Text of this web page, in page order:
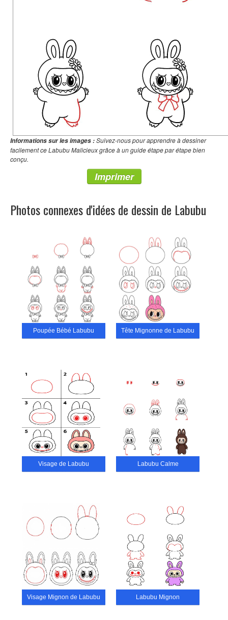
Informations sur les images :Suivez-nous pour apprendre à dessiner
facilement ce Labubu Malicieux grâce à un guide étape par étape bien
conçu.
Imprimer
Photos connexes d'idées de dessin de Labubu
Poupée Bébé Labubu Tête Mignonne de Labubu
Visage de Labubu Labubu Calme
Visage Mignon de Labubu Labubu Mignon